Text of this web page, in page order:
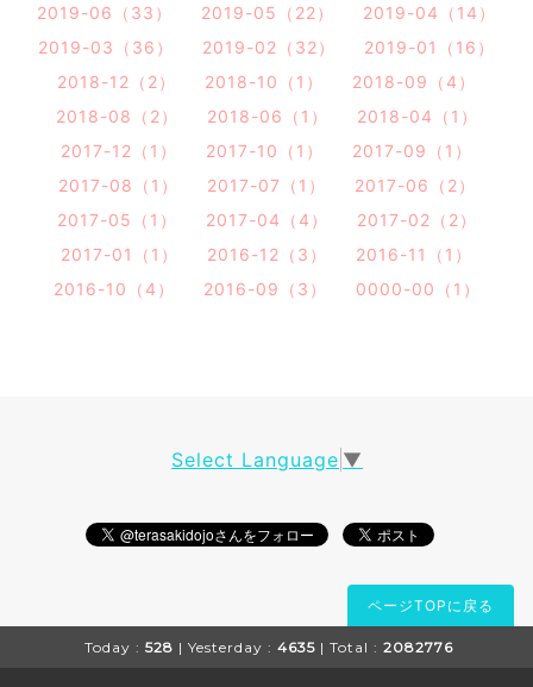
2019-06（33）
2019-05（22）
2019-04（14）
2019-03（36）
2019-02（32）
2019-01（16）
2018-12（2）
2018-10（1）
2018-09（4）
2018-08（2）
2018-06（1）
2018-04（1）
2017-12（1）
2017-10（1）
2017-09（1）
2017-08（1）
2017-07（1）
2017-06（2）
2017-05（1）
2017-04（4）
2017-02（2）
2017-01（1）
2016-12（3）
2016-11（1）
2016-10（4）
2016-09（3） 0000-00（1）
Select Language ▼
ページTOPに戻る
Today : 528 | Yesterday : 4635 | Total : 2082776